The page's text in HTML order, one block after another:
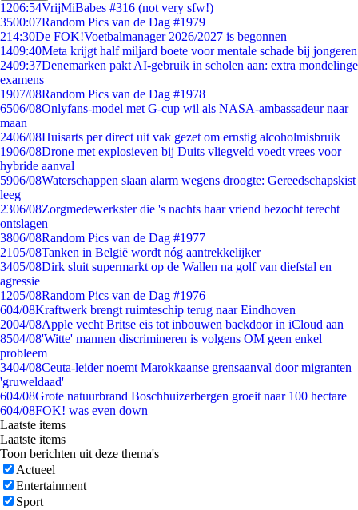
1206:54VrijMiBabes #316 (not very sfw!)
3500:07Random Pics van de Dag #1979
214:30De FOK!Voetbalmanager 2026/2027 is begonnen
1409:40Meta krijgt half miljard boete voor mentale schade bij jongeren
2409:37Denemarken pakt AI-gebruik in scholen aan: extra mondelinge
examens
1907/08Random Pics van de Dag #1978
6506/08Onlyfans-model met G-cup wil als NASA-ambassadeur naar
maan
2406/08Huisarts per direct uit vak gezet om ernstig alcoholmisbruik
1906/08Drone met explosieven bij Duits vliegveld voedt vrees voor
hybride aanval
5906/08Waterschappen slaan alarm wegens droogte: Gereedschapskist
leeg
2306/08Zorgmedewerkster die 's nachts haar vriend bezocht terecht
ontslagen
3806/08Random Pics van de Dag #1977
2105/08Tanken in België wordt nóg aantrekkelijker
3405/08Dirk sluit supermarkt op de Wallen na golf van diefstal en
agressie
1205/08Random Pics van de Dag #1976
604/08Kraftwerk brengt ruimteschip terug naar Eindhoven
2004/08Apple vecht Britse eis tot inbouwen backdoor in iCloud aan
8504/08'Witte' mannen discrimineren is volgens OM geen enkel
probleem
3404/08Ceuta-leider noemt Marokkaanse grensaanval door migranten
'gruweldaad'
604/08Grote natuurbrand Boschhuizerbergen groeit naar 100 hectare
604/08FOK! was even down
Laatste items
Laatste items
Toon berichten uit deze thema's
Actueel
Entertainment
Sport